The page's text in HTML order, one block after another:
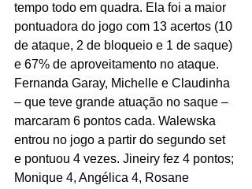
tempo todo em quadra. Ela foi a maior
pontuadora do jogo com 13 acertos (10
de ataque, 2 de bloqueio e 1 de saque)
e 67% de aproveitamento no ataque.
Fernanda Garay, Michelle e Claudinha
– que teve grande atuação no saque –
marcaram 6 pontos cada. Walewska
entrou no jogo a partir do segundo set
e pontuou 4 vezes. Jineiry fez 4 pontos;
Monique 4, Angélica 4, Rosane